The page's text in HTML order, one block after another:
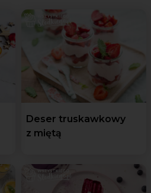
Deser truskawkowy
z miętą